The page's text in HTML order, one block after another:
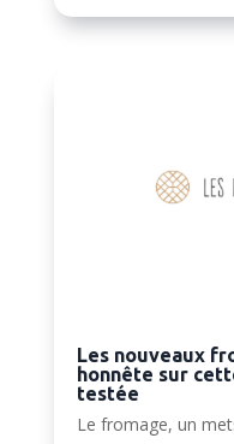
Les nouveaux
honnête sur
testée
Le fromage, un